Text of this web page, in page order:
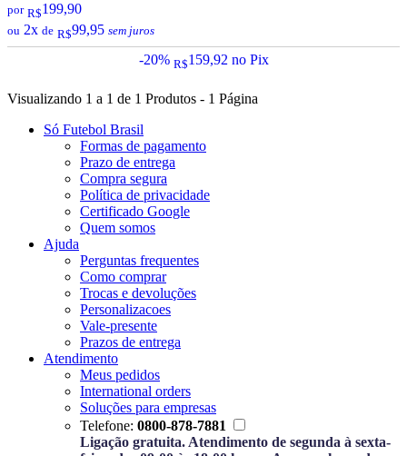
por R$199,90
ou 2x de R$99,95 sem juros
-20% R$159,92 no Pix
Visualizando 1 a 1 de 1 Produtos - 1 Página
Só Futebol Brasil
Formas de pagamento
Prazo de entrega
Compra segura
Política de privacidade
Certificado Google
Quem somos
Ajuda
Perguntas frequentes
Como comprar
Trocas e devoluções
Personalizacoes
Vale-presente
Prazos de entrega
Atendimento
Meus pedidos
International orders
Soluções para empresas
Telefone: 0800-878-7881
Ligação gratuita. Atendimento de segunda à sexta-